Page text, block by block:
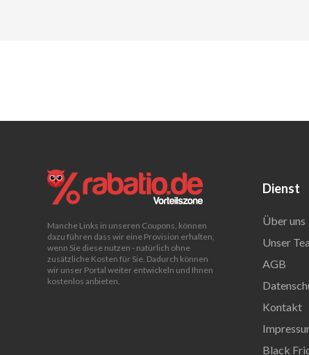
Manche Links in unseren Coupons, können
dazu führen dass wir eine Provision erhalten,
wenn Sie diese nutzen - natürlich ohne
zusätzliche Kosten für Sie. Dadurch können
wir unser Portal weiter entwickeln und Ihnen
kostenlos anbieten.
Dienst
Über uns
Unser
AGB
Kontakt
Black